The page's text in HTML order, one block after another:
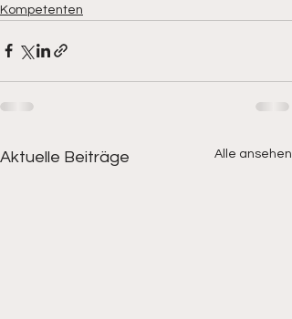
Kompetenten
Aktuelle Beiträge Alle ansehen